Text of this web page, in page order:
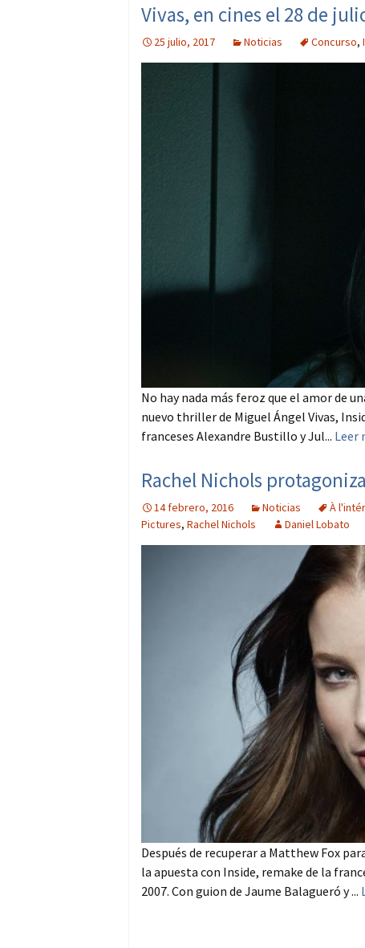
Vivas, en cines el 28 de
25 julio, 2017 Noticias Concurso,
No hay nada más feroz que el amor de
nuevo thriller de Miguel Ángel Vivas,
franceses Alexandre Bustillo y Jul... Leer
Rachel Nichols
14 febrero, 2016 Noticias À
Pictures, Rachel Nichols Daniel Lobato
Después de recuperar a Matthew Fox
la apuesta con Inside, remake de la
2007. Con guion de Jaume Balagueró y ...